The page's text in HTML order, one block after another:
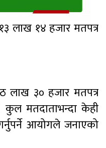
लाख १४ हजार मतपत्र
३० हजार मतपत्र
कुल मतदाताभन्दा केही
आयोगले जनाएको